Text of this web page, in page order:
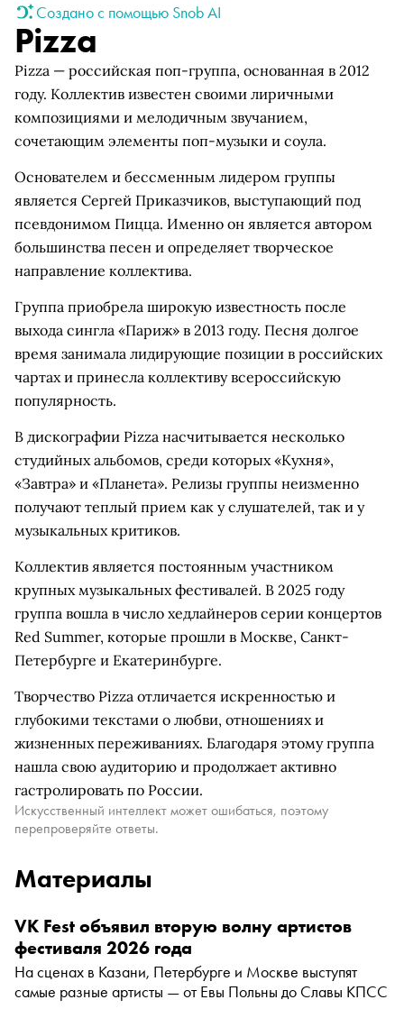
Создано с помощью Snob AI
Pizza
Pizza — российская поп-группа, основанная в 2012
году. Коллектив известен своими лиричными
композициями и мелодичным звучанием,
сочетающим элементы поп-музыки и соула.
Основателем и бессменным лидером группы
является Сергей Приказчиков, выступающий под
псевдонимом Пицца. Именно он является автором
большинства песен и определяет творческое
направление коллектива.
Группа приобрела широкую известность после
выхода сингла «Париж» в 2013 году. Песня долгое
время занимала лидирующие позиции в российских
чартах и принесла коллективу всероссийскую
популярность.
В дискографии Pizza насчитывается несколько
студийных альбомов, среди которых «Кухня»,
«Завтра» и «Планета». Релизы группы неизменно
получают теплый прием как у слушателей, так и у
музыкальных критиков.
Коллектив является постоянным участником
крупных музыкальных фестивалей. В 2025 году
группа вошла в число хедлайнеров серии концертов
Red Summer, которые прошли в Москве, Санкт-
Петербурге и Екатеринбурге.
Творчество Pizza отличается искренностью и
глубокими текстами о любви, отношениях и
жизненных переживаниях. Благодаря этому группа
нашла свою аудиторию и продолжает активно
гастролировать по России.
Искусственный интеллект может ошибаться, поэтому
перепроверяйте ответы.
Материалы
VK Fest объявил вторую волну артистов
фестиваля 2026 года
На сценах в Казани, Петербурге и Москве выступят
самые разные артисты — от Евы Польны до Славы КПСС